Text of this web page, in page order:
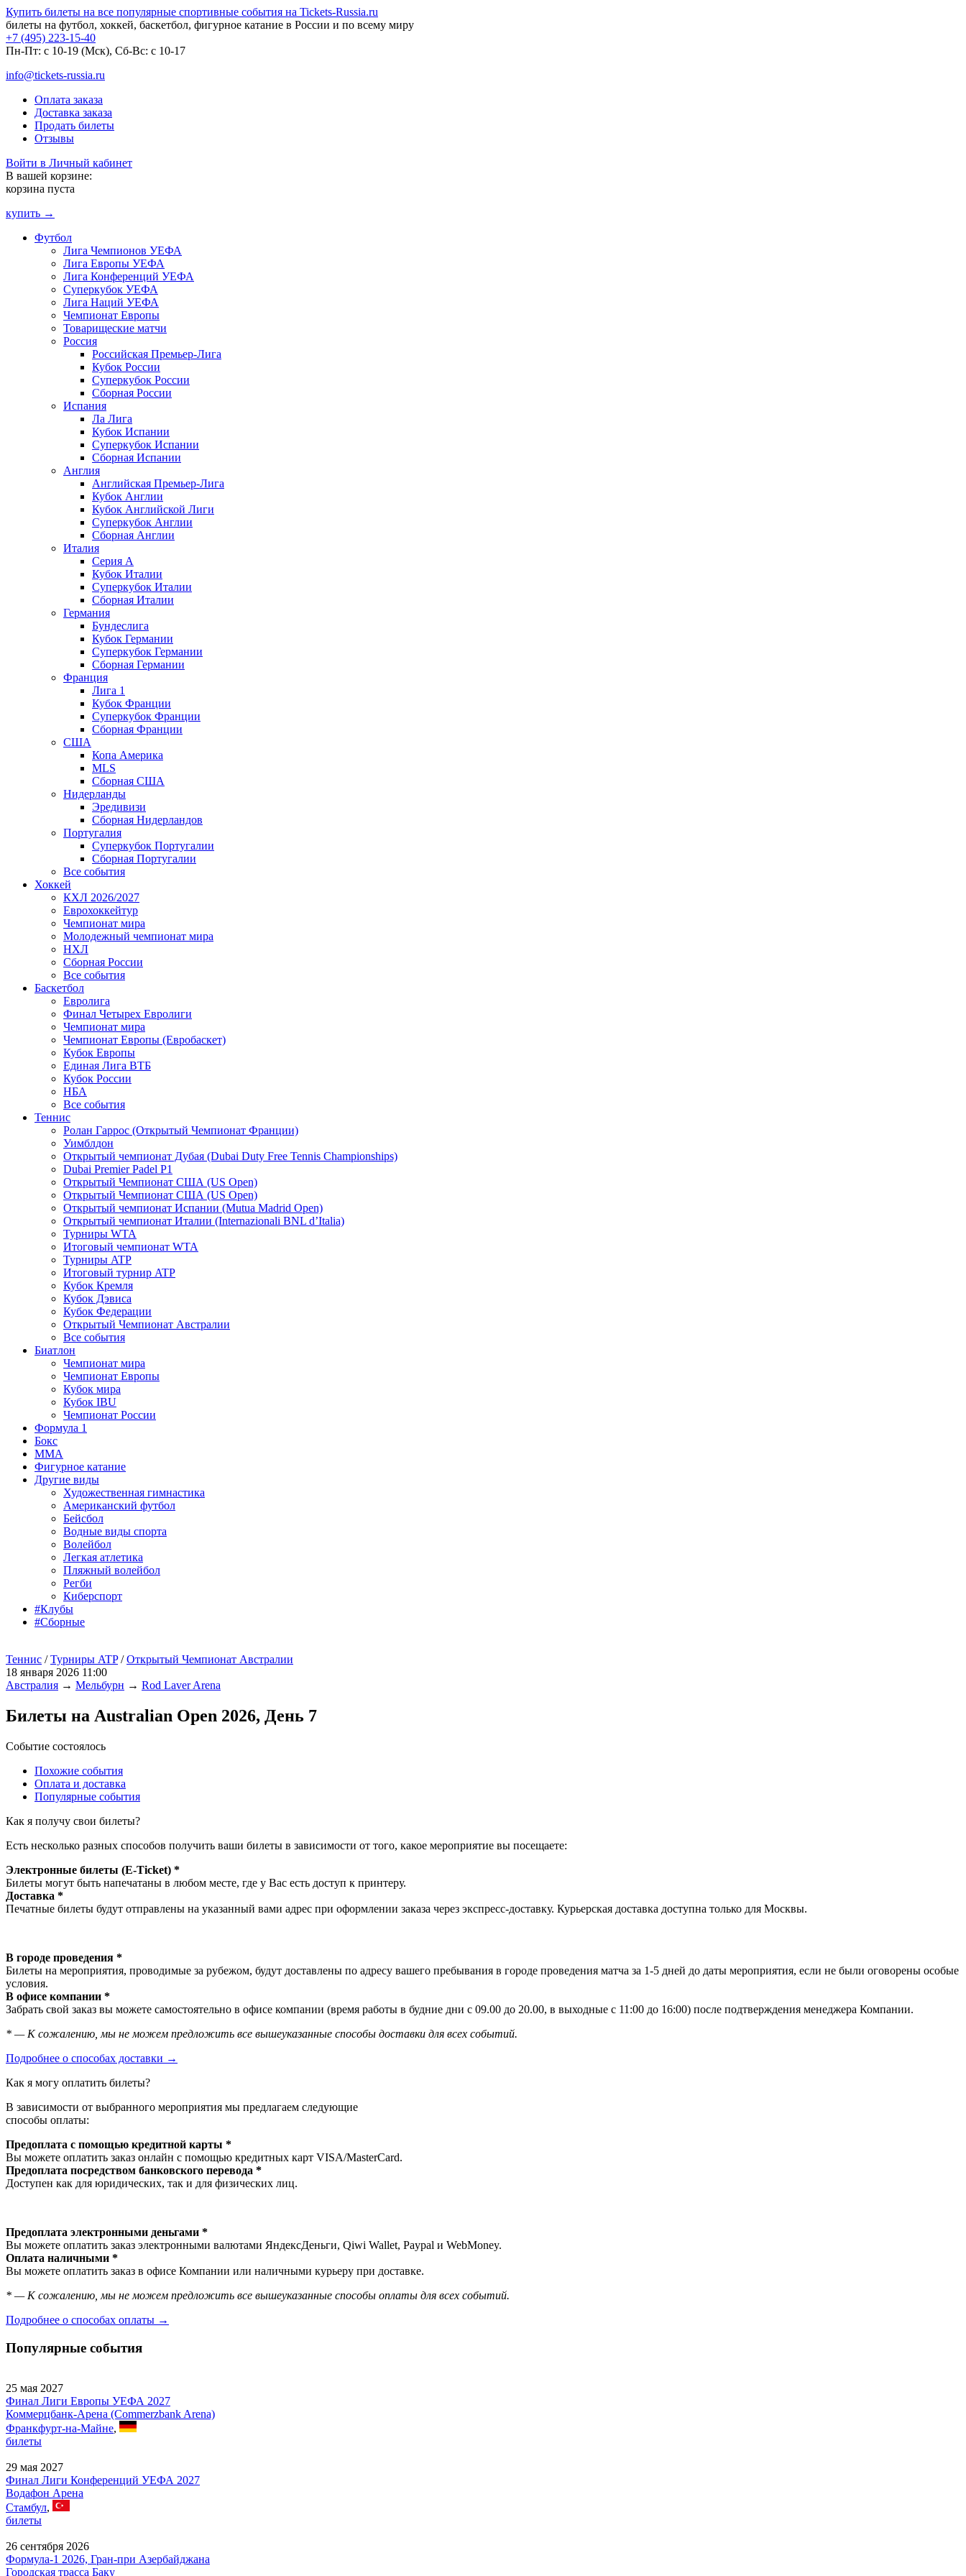
Купить билеты на все популярные спортивные события на Tickets-Russia.ru
билеты на футбол, хоккей, баскетбол, фигурное катание в России и по всему миру
+7 (495) 223-15-40
Пн-Пт: c 10-19 (Мск), Сб-Вс: с 10-17
info@tickets-russia.ru
Оплата заказа
Доставка заказа
Продать билеты
Отзывы
Войти в Личный кабинет
В вашей корзине:
корзина пуста
купить →
Футбол
Лига Чемпионов УЕФА
Лига Европы УЕФА
Лига Конференций УЕФА
Суперкубок УЕФА
Лига Наций УЕФА
Чемпионат Европы
Товарищеские матчи
Россия
Российская Премьер-Лига
Кубок России
Суперкубок России
Сборная России
Испания
Ла Лига
Кубок Испании
Суперкубок Испании
Сборная Испании
Англия
Английская Премьер-Лига
Кубок Англии
Кубок Английской Лиги
Суперкубок Англии
Сборная Англии
Италия
Серия А
Кубок Италии
Суперкубок Италии
Сборная Италии
Германия
Бундеслига
Кубок Германии
Суперкубок Германии
Сборная Германии
Франция
Лига 1
Кубок Франции
Суперкубок Франции
Сборная Франции
США
Копа Америка
MLS
Сборная США
Нидерланды
Эредивизи
Сборная Нидерландов
Португалия
Суперкубок Португалии
Сборная Португалии
Все события
Хоккей
КХЛ 2026/2027
Еврохоккейтур
Чемпионат мира
Молодежный чемпионат мира
НХЛ
Сборная России
Все события
Баскетбол
Евролига
Финал Четырех Евролиги
Чемпионат мира
Чемпионат Европы (Евробаскет)
Кубок Европы
Единая Лига ВТБ
Кубок России
НБА
Все события
Теннис
Ролан Гаррос (Открытый Чемпионат Франции)
Уимблдон
Открытый чемпионат Дубая (Dubai Duty Free Tennis Championships)
Dubai Premier Padel P1
Открытый Чемпионат США (US Open)
Открытый Чемпионат США (US Open)
Открытый чемпионат Испании (Mutua Madrid Open)
Открытый чемпионат Италии (Internazionali BNL d’Italia)
Турниры WTA
Итоговый чемпионат WTA
Турниры ATP
Итоговый турнир ATP
Кубок Кремля
Кубок Дэвиса
Кубок Федерации
Открытый Чемпионат Австралии
Все события
Биатлон
Чемпионат мира
Чемпионат Европы
Кубок мира
Кубок IBU
Чемпионат России
Формула 1
Бокс
MMA
Фигурное катание
Другие виды
Художественная гимнастика
Американский футбол
Бейсбол
Водные виды спорта
Волейбол
Легкая атлетика
Пляжный волейбол
Регби
Киберспорт
#Клубы
#Сборные
Теннис /Турниры ATP/Открытый Чемпионат Австралии
18 января 2026 11:00
Австралия → Мельбурн → Rod Laver Arena
Билеты на Australian Open 2026, День 7
Событие состоялось
Похожие события
Оплата и доставка
Популярные события
Как я получу свои билеты?
Есть несколько разных способов получить ваши билеты в зависимости от того, какое мероприятие вы посещаете:
Электронные билеты (E-Ticket) *
Билеты могут быть напечатаны в любом месте, где у Вас есть доступ к принтеру.
Доставка *
Печатные билеты будут отправлены на указанный вами адрес при оформлении заказа через экспресс-доставку. Курьерская доставка доступна только для Москвы.
В городе проведения *
Билеты на мероприятия, проводимые за рубежом, будут доставлены по адресу вашего пребывания в городе проведения матча за 1-5 дней до даты мероприятия, если не были оговорены особые
условия.
В офисе компании *
Забрать свой заказ вы можете самостоятельно в офисе компании (время работы в будние дни с 09.00 до 20.00, в выходные с 11:00 до 16:00) после подтверждения менеджера Компании.
* — К сожалению, мы не можем предложить все вышеуказанные способы доставки для всех событий.
Подробнее о способах доставки →
Как я могу оплатить билеты?
В зависимости от выбранного мероприятия мы предлагаем следующие
способы оплаты:
Предоплата с помощью кредитной карты *
Вы можете оплатить заказ онлайн с помощью кредитных карт VISA/MasterСard.
Предоплата посредством банковского перевода *
Доступен как для юридических, так и для физических лиц.
Предоплата электронными деньгами *
Вы можете оплатить заказ электронными валютами ЯндексДеньги, Qiwi Wallet, Paypal и WebMoney.
Оплата наличными *
Вы можете оплатить заказ в офисе Компании или наличными курьеру при доставке.
* — К сожалению, мы не можем предложить все вышеуказанные способы оплаты для всех событий.
Подробнее о способах оплаты →
Популярные события
25 мая 2027
Финал Лиги Европы УЕФА 2027
Коммерцбанк-Арена (Commerzbank Arena)
Франкфурт-на-Майне,
билеты
29 мая 2027
Финал Лиги Конференций УЕФА 2027
Водафон Арена
Стамбул,
билеты
26 сентября 2026
Формула-1 2026, Гран-при Азербайджана
Городская трасса Баку